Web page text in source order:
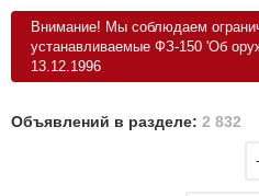
Внимание! Мы соблюдаем
устанавливаемые ФЗ-150 'Об
13.12.1996
Объявлений в разделе: 2 832